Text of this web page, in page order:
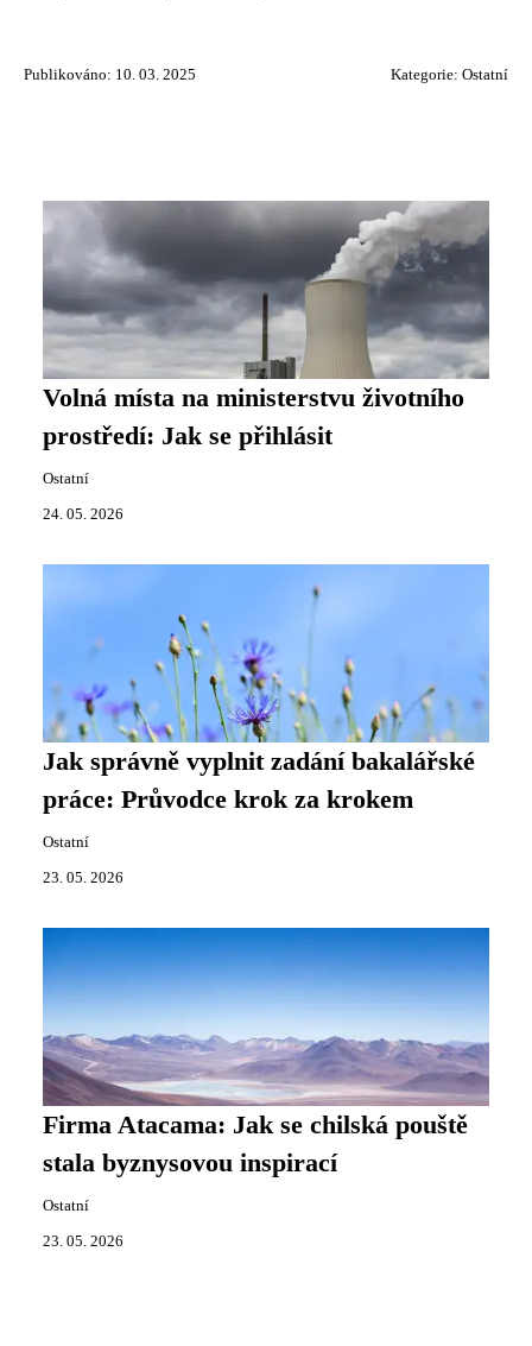
Publikováno: 10. 03. 2025 Kategorie: Ostatní
Volná místa na ministerstvu životního
prostředí: Jak se přihlásit
Ostatní
24. 05. 2026
Jak správně vyplnit zadání bakalářské
práce: Průvodce krok za krokem
Ostatní
23. 05. 2026
Firma Atacama: Jak se chilská pouště
stala byznysovou inspirací
Ostatní
23. 05. 2026